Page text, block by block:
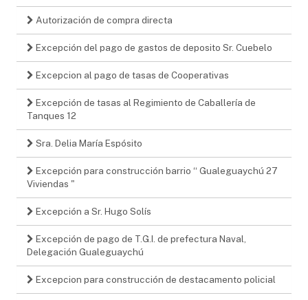
Autorización de compra directa
Excepción del pago de gastos de deposito Sr. Cuebelo
Excepcion al pago de tasas de Cooperativas
Excepción de tasas al Regimiento de Caballería de
Tanques 12
Sra. Delia María Espósito
Excepción para construcción barrio “ Gualeguaychú 27
Viviendas "
Excepción a Sr. Hugo Solís
Excepción de pago de T.G.I. de prefectura Naval,
Delegación Gualeguaychú
Excepcion para construcción de destacamento policial